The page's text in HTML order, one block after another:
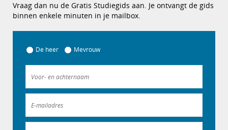
Vraag dan nu de Gratis Studiegids aan. Je ontvangt de gids
binnen enkele minuten in je mailbox.
De heer Mevrouw